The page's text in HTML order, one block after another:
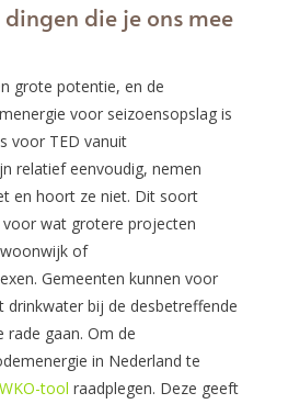
die je ons mee
grote potentie, en de
voor seizoensopslag is
voor TED vanuit
relatief eenvoudig, nemen
en hoort ze niet. Dit soort
wat grotere projecten
of
Gemeenten kunnen voor
drinkwater bij de desbetreffende
rade gaan. Om de
in Nederland te
WKO-tool raadplegen. Deze geeft